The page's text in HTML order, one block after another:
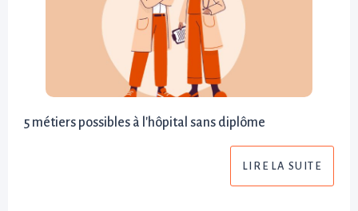
5 métiers possibles à l'hôpital sans diplôme
LIRE LA SUITE